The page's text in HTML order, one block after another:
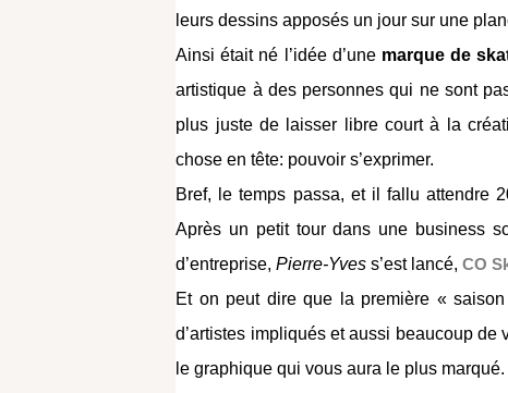
leurs dessins apposés un jour sur une
Ainsi était né l’idée d’une marque de
artistique à des personnes qui ne sont
plus juste de laisser libre court à la
chose en tête: pouvoir s’exprimer.
Bref, le temps passa, et il fallu attendre
Après un petit tour dans une business
d’entreprise,Pierre-Yves s’est lancé,CO
Et on peut dire que la première «
d’artistes impliqués et aussi beaucoup
le graphique qui vous aura le plus